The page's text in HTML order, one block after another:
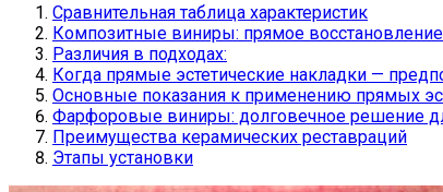
Сравнительная таблица характеристик
Композитные виниры: прямое
Различия в подходах:
Когда прямые эстетические накладки —
Основные показания к применению прямых
Фарфоровые виниры: долговечное решение
Преимущества керамических реставраций
Этапы установки